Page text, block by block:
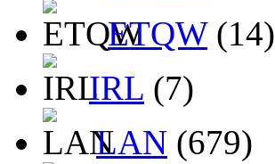
ETQW(14)
IRL (7)
LAN (679)